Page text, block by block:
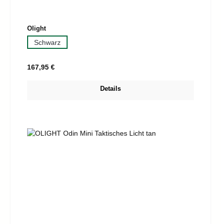
Olightauswählen
Schwarz
Regulärer Preis:
167,95 €
Details